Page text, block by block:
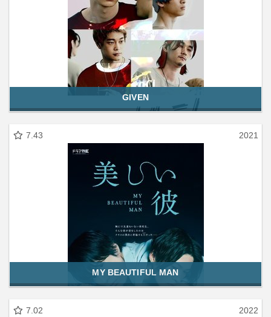
GIVEN
7.43 2021
MY BEAUTIFUL MAN
7.02 2022